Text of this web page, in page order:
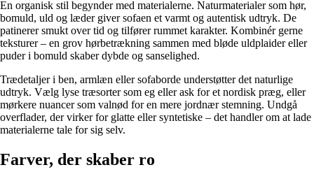
En organisk stil begynder med materialerne. Naturmaterialer som hør,
bomuld, uld og læder giver sofaen et varmt og autentisk udtryk. De
patinerer smukt over tid og tilfører rummet karakter. Kombinér gerne
teksturer – en grov hørbetrækning sammen med bløde uldplaider eller
puder i bomuld skaber dybde og sanselighed.
Trædetaljer i ben, armlæn eller sofaborde understøtter det naturlige
udtryk. Vælg lyse træsorter som eg eller ask for et nordisk præg, eller
mørkere nuancer som valnød for en mere jordnær stemning. Undgå
overflader, der virker for glatte eller syntetiske – det handler om at lade
materialerne tale for sig selv.
Farver, der skaber ro